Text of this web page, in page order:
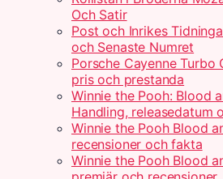
Och Satir
Post och Inrikes
och Senaste Numret
Porsche Cayenne Turbo
pris och prestanda
Winnie the Pooh: Blood
Handling, releasedatum
Winnie the Pooh Blood
recensioner och fakta
Winnie the Pooh Blood